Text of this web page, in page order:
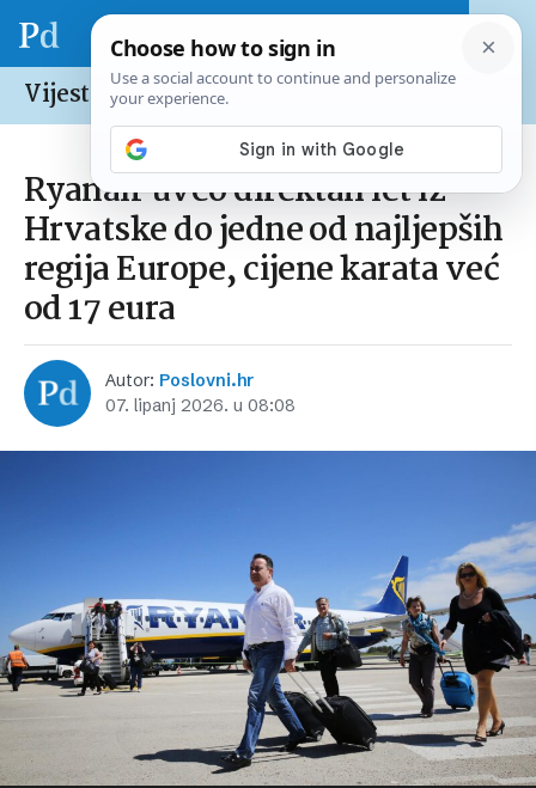
Vijesti /Hrvatska
Ryanair uveo direktan let iz
Hrvatske do jedne od najljepših
regija Europe, cijene karata već
od 17 eura
Autor: Poslovni.hr
07. lipanj 2026. u 08:08